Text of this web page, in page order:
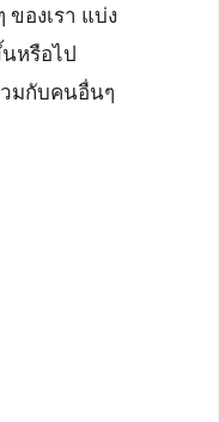
ของเรา แบ่ง
หรือไป
มกับคนอื่นๆ